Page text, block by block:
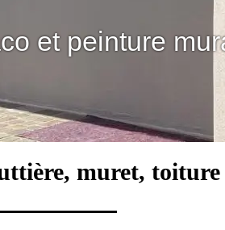
et peinture
muret,